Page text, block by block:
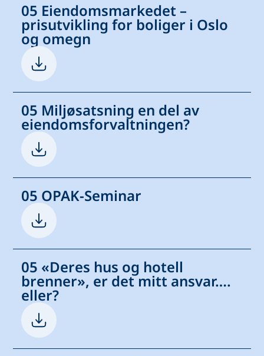
05 Eiendomsmarkedet –
prisutvikling for boliger i Oslo
og omegn
05 Miljøsatsning en del av
eiendomsforvaltningen?
05 OPAK-Seminar
05 «Deres hus og hotell
brenner», er det mitt ansvar….
eller?